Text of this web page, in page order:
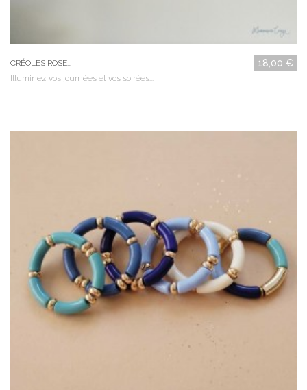
CRÉOLES ROSE... 18,00 €
Illuminez vos journées et vos soirées...